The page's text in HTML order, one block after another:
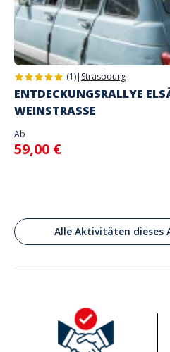
Adresse
Place du Théâtre, Montélimar, France
(1)| Strasbourg
ENTDECKUNGSRALLYE
WEINSTRASSE
Ab
59,00 €
Alle Aktivitäten dieses